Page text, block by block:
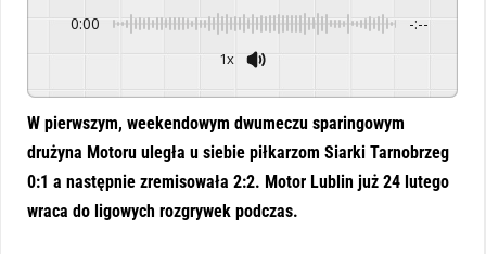
0:00 -:--
1x
W pierwszym, weekendowym dwumeczu sparingowym
drużyna Motoru uległa u siebie piłkarzom Siarki Tarnobrzeg
0:1 a następnie zremisowała 2:2. Motor Lublin już 24 lutego
wraca do ligowych rozgrywek podczas.